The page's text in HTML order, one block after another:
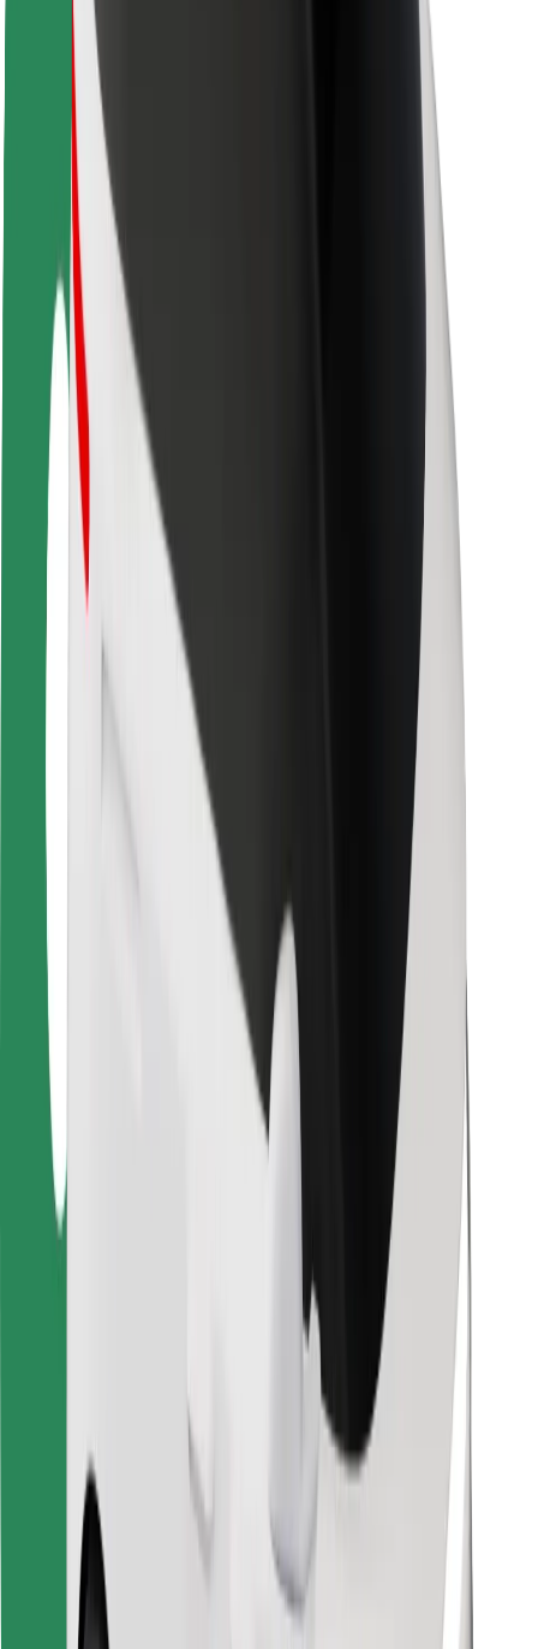
Safety Lab
Ciudades
Dónde estamos
Soluciones para las ciudades
Aeropuertos
Estaciones de carga de Bolt
Soporte
Para usuarios
Para conductores
Para repartidores
Bolt Food
Para propietarios de flota
Para restaurantes
Bolt para empresas
Términos y Condiciones
¡Conseguí un viaje en minutos!
Descargar la app de Bolt
Encontrá tu comida favorita
Descargar la app de Bolt Food